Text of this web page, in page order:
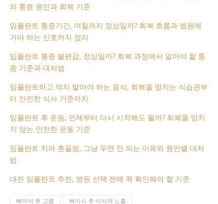
의 통증 원인과 회복 기준
임플란트 통증기간, 며칠까지 정상일까? 회복 흐름과 병원에
가야 하는 신호까지 정리
임플란트 통증 불편감, 정상일까? 회복 과정에서 알아야 할 통
증 기준과 대처법
임플란트하고 먹지 말아야 하는 음식, 회복을 망치는 식습관부
터 안전한 식사 기준까지
임플란트 후 운동, 언제부터 다시 시작해도 될까? 회복을 망치
지 않는 안전한 운동 기준
임플란트 치아 흔들림, 그냥 두면 안 되는 이유와 원인별 대처
법
대전 임플란트 추천, 병원 선택 전에 꼭 확인해야 할 기준
뼈이식 후 고름
뼈이식 후 이식재 노출